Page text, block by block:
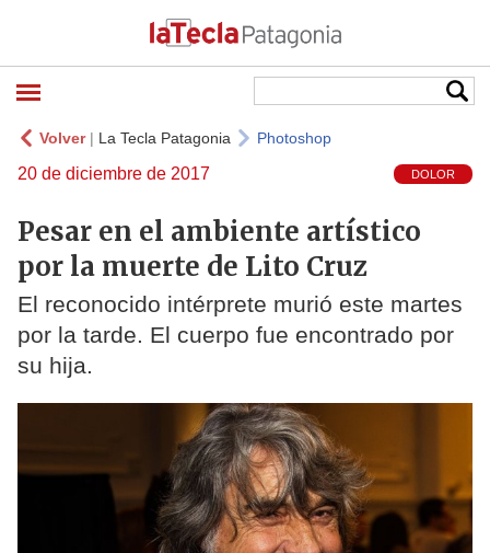
Volver| La Tecla Patagonia Photoshop
20 de diciembre de 2017 DOLOR
Pesar en el ambiente artístico
por la muerte de Lito Cruz
El reconocido intérprete murió este martes
por la tarde. El cuerpo fue encontrado por
su hija.